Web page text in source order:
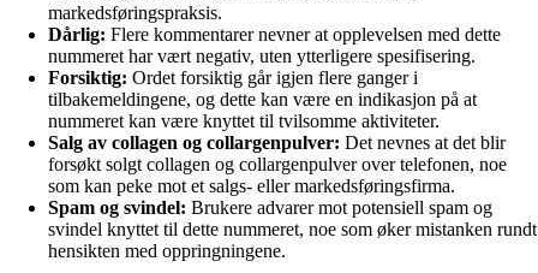
markedsføringspraksis.
Dårlig: Flere kommentarer nevner at opplevelsen med dette
nummeret har vært negativ, uten ytterligere spesifisering.
Forsiktig: Ordet forsiktig går igjen flere ganger i
tilbakemeldingene, og dette kan være en indikasjon på at
nummeret kan være knyttet til tvilsomme aktiviteter.
Salg av collagen og collargenpulver: Det nevnes at det blir
forsøkt solgt collagen og collargenpulver over telefonen, noe
som kan peke mot et salgs- eller markedsføringsfirma.
Spam og svindel: Brukere advarer mot potensiell spam og
svindel knyttet til dette nummeret, noe som øker mistanken rundt
hensikten med oppringningene.